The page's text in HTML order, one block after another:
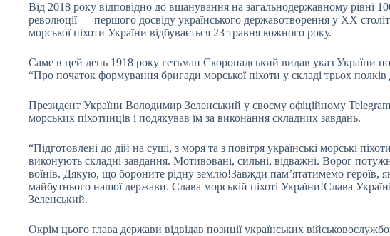
Від 2018 року відповідно до вшанування на загальнодержавному рівні
революції — першого досвіду українського державотворення у ХХ
морської піхоти України відбувається 23 травня кожного року.
Саме в цей день 1918 року гетьман Скоропадський видав указ України
“Про початок формування бригади морської піхоти у складі трьох
Президент України Володимир Зеленський у своєму офіційному
морських піхотинців і подякував їм за виконання складних завдань.
“Підготовлені до дій на суші, з моря та з повітря українські морські
виконують складні завдання. Мотивовані, сильні, відважні. Ворог
воїнів. Дякую, що бороните рідну землю!Завжди пам’ятатимемо героїв,
майбутнього нашої держави. Слава морській піхоті України!Слава
Зеленський.
Окрім цього глава держави відвідав позиції українських